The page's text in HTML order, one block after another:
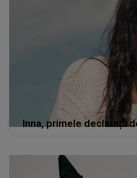
Inna, primele declarații